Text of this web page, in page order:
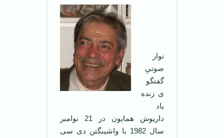
نوار
صوتیِ
گفتگو
ی زنده
یاد
داریوش همایون در 21 نوامبر
سال 1982 با واشینگتن دی سی